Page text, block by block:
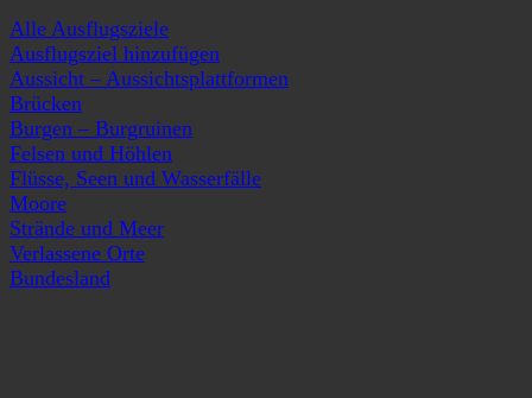
Alle Ausflugsziele
Ausflugsziel hinzufügen
Aussicht – Aussichtsplattformen
Brücken
Burgen – Burgruinen
Felsen und Höhlen
Flüsse, Seen und Wasserfälle
Moore
Strände und Meer
Verlassene Orte
Bundesland